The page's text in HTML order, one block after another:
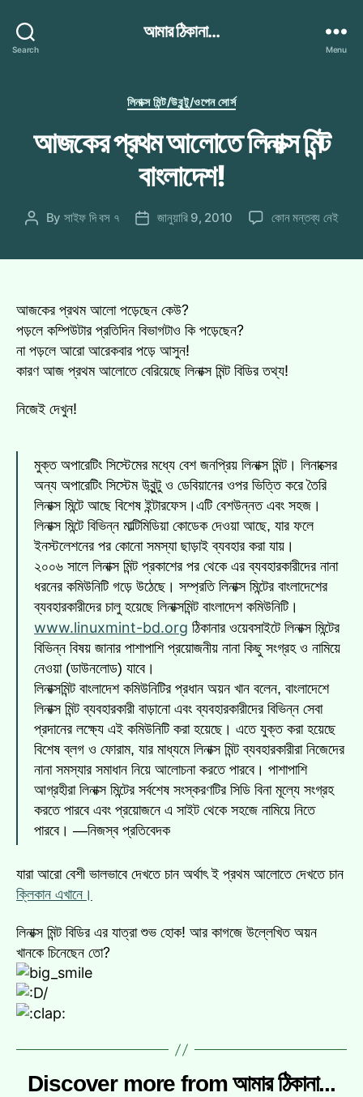
Search
আমার ঠিকানা...
Menu
Categories
লিনাক্স মিন্ট/উবুন্টু/ওপেন সোর্স
আজকের প্রথম আলোতে লিনাক্স মিন্ট
বাংলাদেশ!
Post
By সাইফ দি বস ৭
Postজানুয়ারি 9, 2010
আজকের
কোন মন্তব্য নেই
আজকের প্রথম আলো পড়েছেন কেউ?
পড়লে কম্পিউটার প্রতিদিন বিভাগটাও কি পড়েছেন?
না পড়লে আরো আরেকবার পড়ে আসুন!
কারণ আজ প্রথম আলোতে বেরিয়েছে লিনাক্স মিন্ট বিডির তথ্য!
নিজেই দেখুন!
মুক্ত অপারেটিং সিস্টেমের মধ্যে বেশ জনপ্রিয় লিনাক্স মিন্ট। লিনাক্সের
অন্য অপারেটিং সিস্টেম উবুন্টু ও ডেবিয়ানের ওপর ভিত্তি করে তৈরি
লিনাক্স মিন্টে আছে বিশেষ ইন্টারফেস।এটি বেশউন্নত এবং সহজ।
লিনাক্স মিন্টে বিভিন্ন মাল্টিমিডিয়া কোডেক দেওয়া আছে, যার ফলে
ইনস্টলেশনের পর কোনো সমস্যা ছাড়াই ব্যবহার করা যায়।
২০০৬ সালে লিনাক্স মিন্ট প্রকাশের পর থেকে এর ব্যবহারকারীদের নানা
ধরনের কমিউনিটি গড়ে উঠেছে। সম্প্রতি লিনাক্স মিন্টের বাংলাদেশের
ব্যবহারকারীদের চালু হয়েছে লিনাক্সমিন্ট বাংলাদেশ কমিউনিটি।
www.linuxmint-bd.org ঠিকানার ওয়েবসাইটে লিনাক্স মিন্টের
বিভিন্ন বিষয় জানার পাশাপাশি প্রয়োজনীয় নানা কিছু সংগ্রহ ও নামিয়ে
নেওয়া (ডাউনলোড) যাবে।
লিনাক্সমিন্ট বাংলাদেশ কমিউনিটির প্রধান অয়ন খান বলেন, বাংলাদেশে
লিনাক্স মিন্ট ব্যবহারকারী বাড়ানো এবং ব্যবহারকারীদের বিভিন্ন সেবা
প্রদানের লক্ষ্যে এই কমিউনিটি করা হয়েছে। এতে যুক্ত করা হয়েছে
বিশেষ ব্লগ ও ফোরাম, যার মাধ্যমে লিনাক্স মিন্ট ব্যবহারকারীরা নিজেদের
নানা সমস্যার সমাধান নিয়ে আলোচনা করতে পারবে। পাশাপাশি
আগ্রহীরা লিনাক্স মিন্টের সর্বশেষ সংস্করণটির সিডি বিনা মূল্যে সংগ্রহ
করতে পারবে এবং প্রয়োজনে এ সাইট থেকে সহজে নামিয়ে নিতে
পারবে। —নিজস্ব প্রতিবেদক
যারা আরো বেশী ভালভাবে দেখতে চান অর্থাৎ ই প্রথম আলোতে দেখতে চান
ক্লিকান এখানে।
লিনাক্স মিন্ট বিডির এর যাত্রা শুভ হোক! আর কাগজে উল্লেখিত অয়ন
খানকে চিনেছেন তো?
Discover more from আমার ঠিকানা...